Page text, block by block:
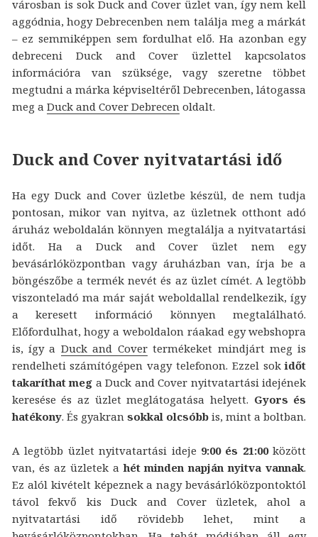
városban is sok Duck and Cover üzlet van, így nem kell
aggódnia, hogy Debrecenben nem találja meg a márkát
– ez semmiképpen sem fordulhat elő. Ha azonban egy
debreceni Duck and Cover üzlettel kapcsolatos
információra van szüksége, vagy szeretne többet
megtudni a márka képviseltéről Debrecenben, látogassa
meg a Duck and Cover Debrecen oldalt.
Duck and Cover nyitvatartási idő
Ha egy Duck and Cover üzletbe készül, de nem tudja
pontosan, mikor van nyitva, az üzletnek otthont adó
áruház weboldalán könnyen megtalálja a nyitvatartási
időt. Ha a Duck and Cover üzlet nem egy
bevásárlóközpontban vagy áruházban van, írja be a
böngészőbe a termék nevét és az üzlet címét. A legtöbb
viszonteladó ma már saját weboldallal rendelkezik, így
a keresett információ könnyen megtalálható.
Előfordulhat, hogy a weboldalon ráakad egy webshopra
is, így a Duck and Covertermékeket mindjárt meg is
rendelheti számítógépen vagy telefonon. Ezzel sokidőt
takaríthat meg a Duck and Cover nyitvatartási idejének
keresése és az üzlet meglátogatása helyett. Gyors és
hatékony. És gyakran sokkal olcsóbbis, mint a boltban.
A legtöbb üzlet nyitvatartási ideje 9:00 és 21:00között
van, és az üzletek ahét minden napján nyitva vannak.
Ez alól kivételt képeznek a nagy bevásárlóközpontoktól
távol fekvő kis Duck and Cover üzletek, ahol a
nyitvatartási idő rövidebb lehet, mint a